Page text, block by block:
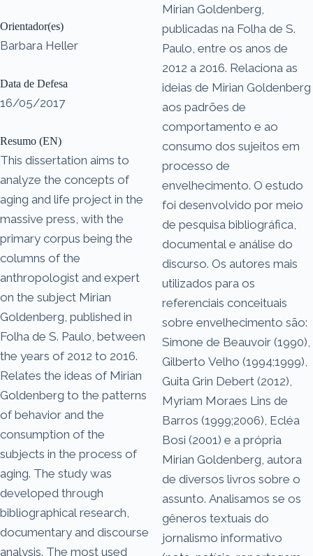
Orientador(es)
Barbara Heller
Data de Defesa
16/05/2017
Resumo (EN)
This dissertation aims to
analyze the concepts of
aging and life project in the
massive press, with the
primary corpus being the
columns of the
anthropologist and expert
on the subject Mirian
Goldenberg, published in
Folha de S. Paulo, between
the years of 2012 to 2016.
Relates the ideas of Mirian
Goldenberg to the patterns
of behavior and the
consumption of the
subjects in the process of
aging. The study was
developed through
bibliographical research,
documentary and discourse
analysis. The most used
Mirian Goldenberg,
publicadas na Folha de S.
Paulo, entre os anos de
2012 a 2016. Relaciona as
ideias de Mirian Goldenberg
aos padrões de
comportamento e ao
consumo dos sujeitos em
processo de
envelhecimento. O estudo
foi desenvolvido por meio
de pesquisa bibliográfica,
documental e análise do
discurso. Os autores mais
utilizados para os
referenciais conceituais
sobre envelhecimento são:
Simone de Beauvoir (1990),
Gilberto Velho (1994;1999),
Guita Grin Debert (2012),
Myriam Moraes Lins de
Barros (1999;2006), Ecléa
Bosi (2001) e a própria
Mirian Goldenberg, autora
de diversos livros sobre o
assunto. Analisamos se os
gêneros textuais do
jornalismo informativo